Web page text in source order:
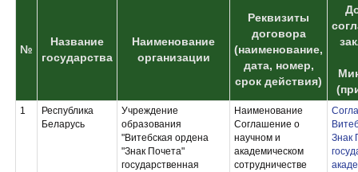
№
Название
государства
Наименование
организации
Реквизиты
договора
(наименование,
дата, номер,
срок действия)
1
Республика
Беларусь
Учреждение
образования
"Витебская ордена
"Знак Почета"
государственная
Наименование
Соглашение о
научном и
академическом
сотрудничестве
Знак